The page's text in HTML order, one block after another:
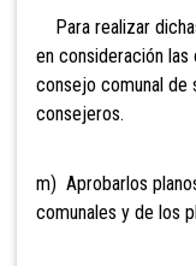
Para realizar
en consideración
consejo comunal de
consejeros.
m) Aprobarlos
comunales y de los